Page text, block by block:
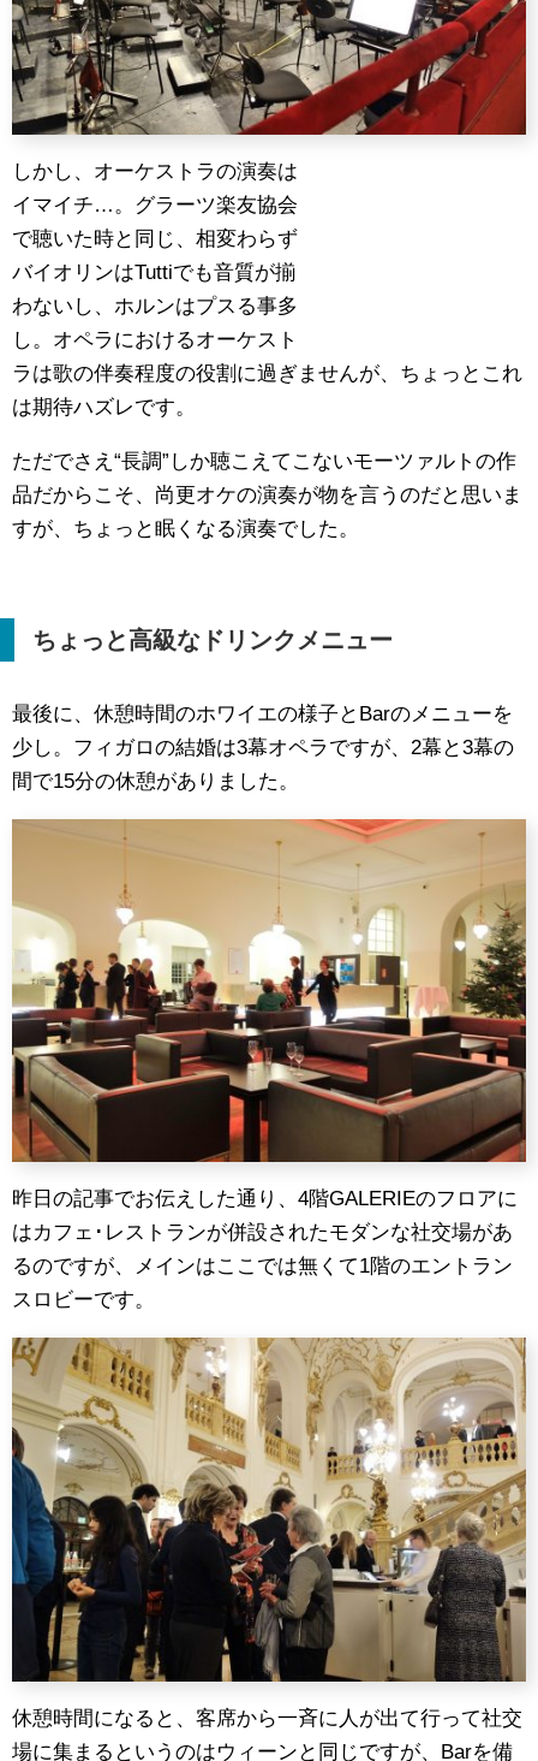
しかし、オーケストラの演奏は
イマイチ…。グラーツ楽友協会
で聴いた時と同じ、相変わらず
バイオリンはTuttiでも音質が揃
わないし、ホルンはプスる事多
し。オペラにおけるオーケスト
ラは歌の伴奏程度の役割に過ぎませんが、ちょっとこれ
は期待ハズレです。
ただでさえ“長調”しか聴こえてこないモーツァルトの作
品だからこそ、尚更オケの演奏が物を言うのだと思いま
すが、ちょっと眠くなる演奏でした。
ちょっと高級なドリンクメニュー
最後に、休憩時間のホワイエの様子とBarのメニューを
少し。フィガロの結婚は3幕オペラですが、2幕と3幕の
間で15分の休憩がありました。
昨日の記事でお伝えした通り、4階GALERIEのフロアに
はカフェ･レストランが併設されたモダンな社交場があ
るのですが、メインはここでは無くて1階のエントラン
スロビーです。
休憩時間になると、客席から一斉に人が出て行って社交
場に集まるというのはウィーンと同じですが、Barを備